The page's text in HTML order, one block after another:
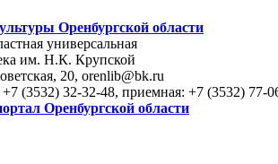
Оренбургской области
универсальная
им. Н.К. Крупской
20, orenlib@bk.ru
+7 (3532) 32-32-48, приемная: +7 (3532) 77-
Оренбургской области